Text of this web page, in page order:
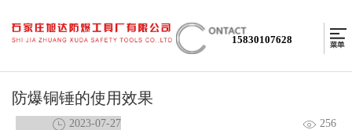
15830107628
防爆铜锤的使用效果
256
2023-07-27